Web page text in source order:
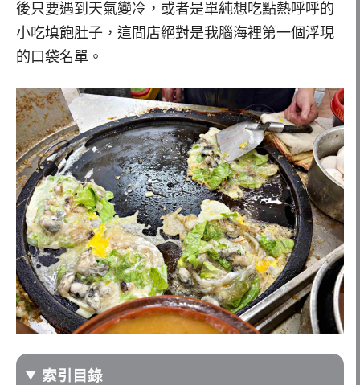
後只要遇到天氣變冷，或者是單純想吃點熱呼呼的
小吃填飽肚子，這間店絕對是我腦海裡第一個浮現
的口袋名單。
索引目錄